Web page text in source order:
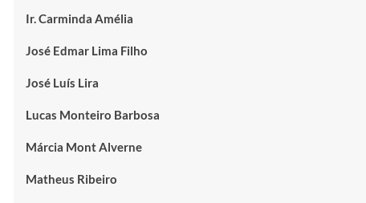
Ir. Carminda Amélia
José Edmar Lima Filho
José Luís Lira
Lucas Monteiro Barbosa
Márcia Mont Alverne
Matheus Ribeiro